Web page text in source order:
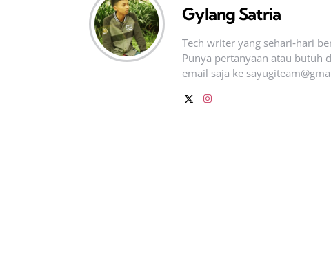
Gylang Satria
Tech writer yang sehari‑hari
Punya pertanyaan atau butuh
email saja ke